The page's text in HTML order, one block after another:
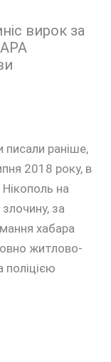
вирок за
писали раніше,
2018 року, в
Нікополь на
злочину, за
хабара
житлово-
поліцією